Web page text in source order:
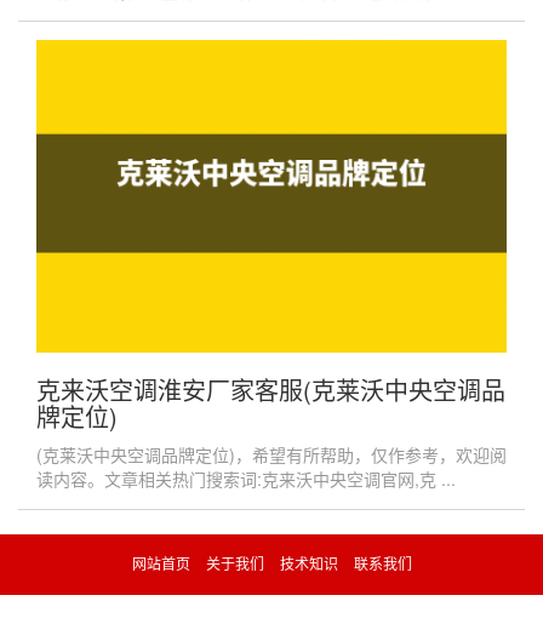
克来沃空调淮安厂家客服(克莱沃中央空调品
牌定位)
(克莱沃中央空调品牌定位)，希望有所帮助，仅作参考，欢迎阅
读内容。文章相关热门搜索词:克来沃中央空调官网,克 ...
网站首页 关于我们 技术知识 联系我们